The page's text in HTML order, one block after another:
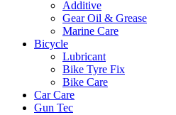
Additive
Gear Oil & Grease
Marine Care
Bicycle
Lubricant
Bike Tyre Fix
Bike Care
Car Care
Gun Tec